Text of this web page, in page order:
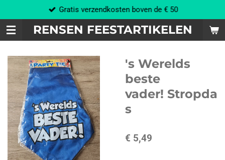
direct
naar
de
hoofdinhoud
RENSEN FEESTARTIKELEN
Gratis verzendkosten boven de € 50
's Werelds
beste
vader! Stropda
s
€ 5,49